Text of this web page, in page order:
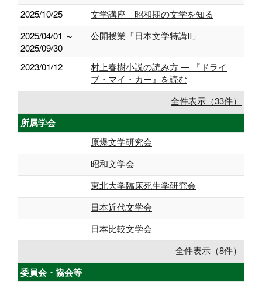
2025/10/25
文学講座 昭和期の文学を知る
2025/04/01 ～
2025/09/30
公開授業「日本文学特講Ⅱ」
2023/01/12
村上春樹小説の読み方 ― 『ドライ
ブ・マイ・カー』を読む
全件表示（33件）
所属学会
原爆文学研究会
昭和文学会
東北大学臨床死生学研究会
日本近代文学会
日本比較文学会
全件表示（8件）
委員会・協会等